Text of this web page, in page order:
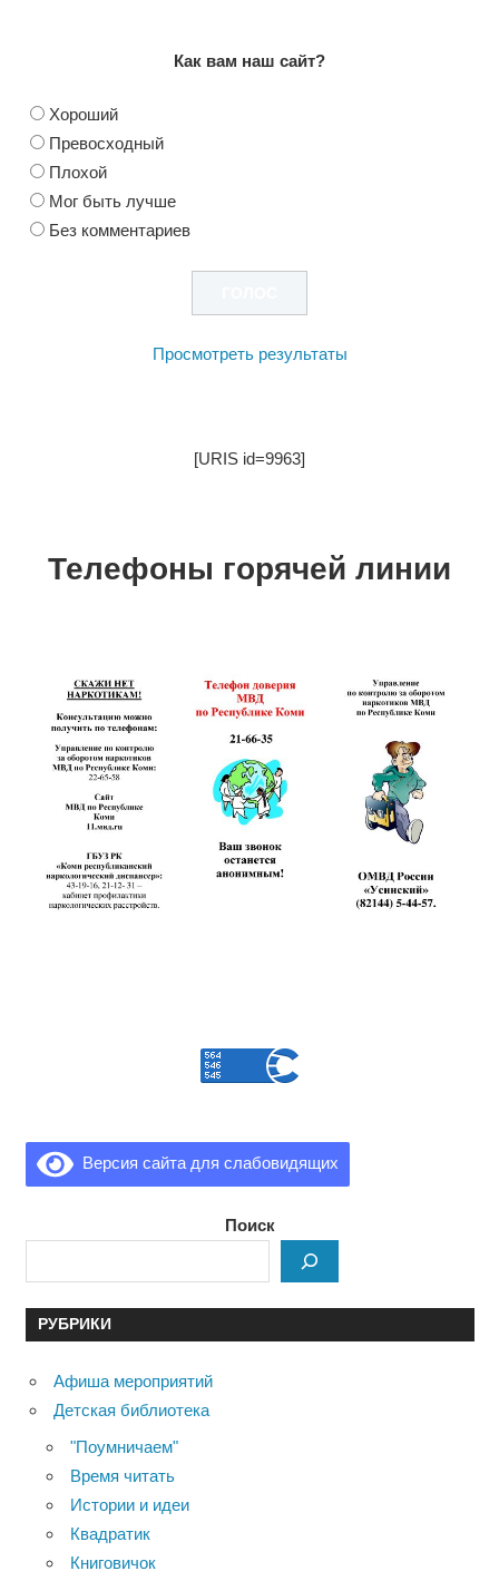
Как вам наш сайт?
Хороший
Превосходный
Плохой
Мог быть лучше
Без комментариев
Просмотреть результаты
[URIS id=9963]
Телефоны горячей линии
Версия сайта для слабовидящих
Поиск
РУБРИКИ
Афиша мероприятий
Детская библиотека
"Поумничаем"
Время читать
Истории и идеи
Квадратик
Книговичок